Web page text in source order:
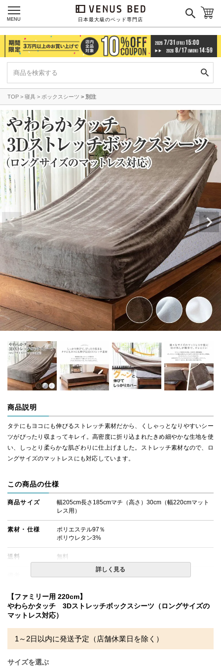
日本最大級のベッド専門店
MENU
TOP 寝具 ボックスシーツ 別注
商品説明
タテにもヨコにも伸びるストレッチ素材だから、くしゃっとなりやすいシー
ツがぴったり収まってキレイ。高密度に折り込まれたきめ細やかな生地を使
い、しっとり柔らかな肌ざわりに仕上げました。ストレッチ素材なので、ロ
ングサイズのマットレスにも対応しています。
この商品の仕様
商品サイズ
幅205cm長さ185cmマチ（高さ）30cm（幅220cmマット
レス用）
素材・仕様
ポリエステル97％
ポリウレタン3%
送料 無料
発生する場合がございます。また発送予定も変更になる場
合があります。
※できる限り実際の色を再現するよう心がけております
が、閲覧環境により誤差がでる場合がございますのでご了
詳しく見る
【ファミリー用 220cm】
やわらかタッチ 3Dストレッチボックスシーツ（ロングサイズの
マットレス対応）
1～2日以内に発送予定（店舗休業日を除く）
サイズを選ぶ